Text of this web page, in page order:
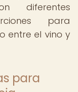
diferentes
para
entre el vino y
para